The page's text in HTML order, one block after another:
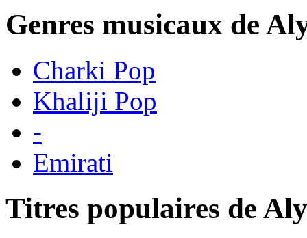
Genres musicaux de
Charki Pop
Khaliji Pop
-
Emirati
Titres populaires de